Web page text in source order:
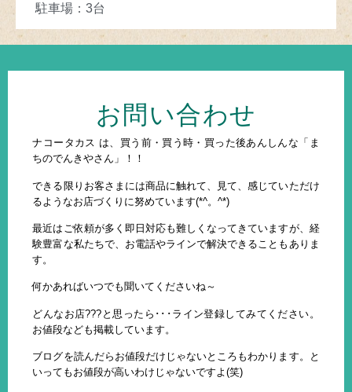
駐車場 ：3台
お問い合わせ
ナコータカス は、買う前・買う時・買った後あんしんな「ま
ちのでんきやさん」！！
できる限りお客さまには商品に触れて、見て、感じていただけ
るようなお店づくりに努めています(*^。^*)
最近はご依頼が多く即日対応も難しくなってきていますが、経
験豊富な私たちで、お電話やラインで解決できることもありま
す。
何かあればいつでも聞いてくださいね～
どんなお店???と思ったら･･･ライン登録してみてください。
お値段なども掲載しています。
ブログを読んだらお値段だけじゃないところもわかります。と
いってもお値段が高いわけじゃないですよ(笑)